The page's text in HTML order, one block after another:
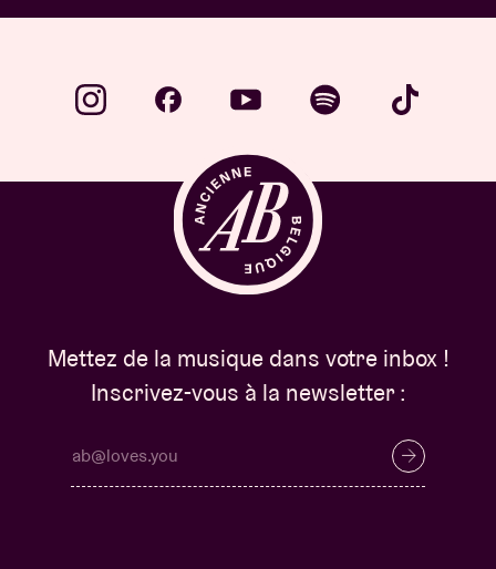
Mettez de la musique dans votre inbox !
Inscrivez-vous à la newsletter :